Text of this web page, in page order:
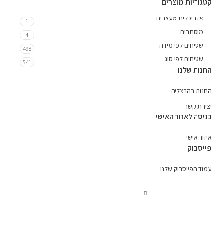
קטגוריות מוצרים
אדריכלים-מעצבים 1
מוסתרים 4
שטיחים לפי מידה 498
שטיחים לפי סוג 541
החנות שלנו
החנות בהרצליה
יצירת קשר
כניסה לאזור האישי
איזור אישי
פייסבוק
עמוד הפייסבוק שלנו